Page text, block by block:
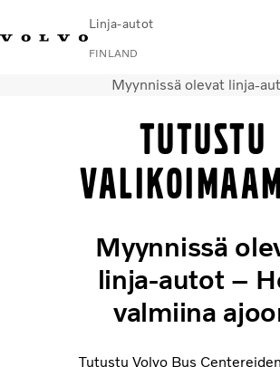
Linja-autot
FINLAND
Ota yhteyttä HuoltopisteetVolvo Connect
Kaupunki- ja lähiliikenne
Turistilinja-autot
Uutiset ja artikkelit
Myynnissä olevat linja-
Tutustu
Myynnissä
linja-autot –
valmiina
Tutustu Volvo Bus